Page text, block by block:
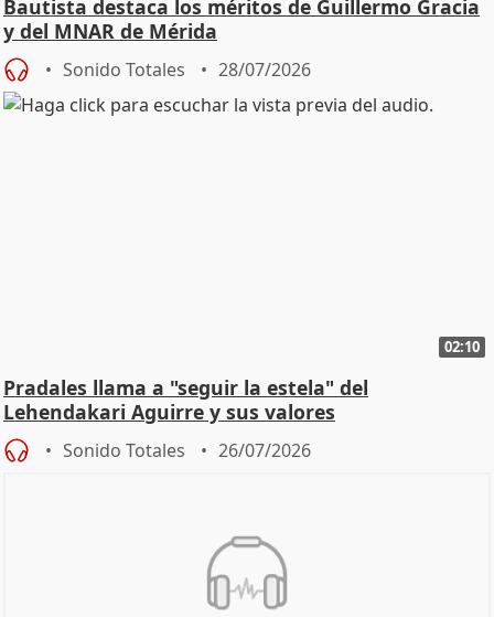
Bautista destaca los méritos de Guillermo Gracia
y del MNAR de Mérida
Sonido Totales 28/07/2026
02:10
Pradales llama a "seguir la estela" del
Lehendakari Aguirre y sus valores
Sonido Totales 26/07/2026